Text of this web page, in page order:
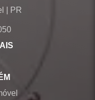
PR